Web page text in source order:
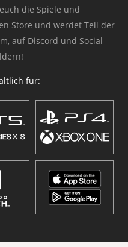
die Spiele und
Store und werdet Teil der
auf Discord und Social
für: